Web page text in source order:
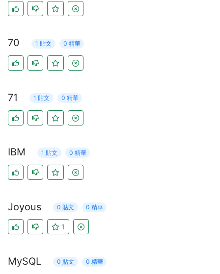
70 1 貼文 0 精華
71 1 貼文 0 精華
IBM 1 貼文 0 精華
Joyous 0 貼文 0 精華
1
MySQL 0 貼文 0 精華